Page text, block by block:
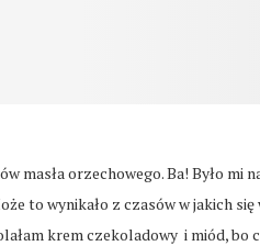
masła orzechowego. Ba! Było mi
to wynikało z czasów w jakich się
krem czekoladowy i miód, bo